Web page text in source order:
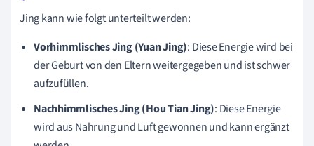
Jing kann wie folgt unterteilt werden:
Vorhimmlisches Jing (Yuan Jing): Diese Energie wird bei
der Geburt von den Eltern weitergegeben und ist schwer
aufzufüllen.
Nachhimmlisches Jing (Hou Tian Jing): Diese Energie
wird aus Nahrung und Luft gewonnen und kann ergänzt